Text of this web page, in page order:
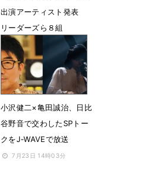
出演アーティスト発表
リーダーズら８組
3月4日 12時33分
小沢健二×亀田誠治、日比
谷野音で交わしたSPトー
クをJ-WAVEで放送
7月23日 14時03分